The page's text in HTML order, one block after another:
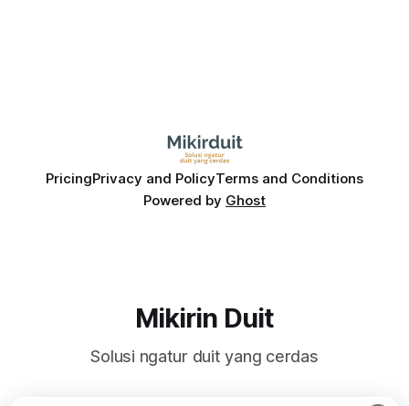
PricingPrivacy and PolicyTerms and Conditions
Powered by Ghost
Mikirin Duit
Solusi ngatur duit yang cerdas